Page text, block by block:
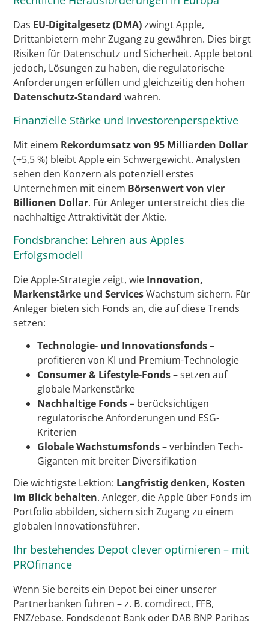
Das EU-Digitalgesetz (DMA)zwingt Apple,
Drittanbietern mehr Zugang zu gewähren. Dies birgt
Risiken für Datenschutz und Sicherheit. Apple betont
jedoch, Lösungen zu haben, die regulatorische
Anforderungen erfüllen und gleichzeitig den hohen
Datenschutz-Standard wahren.
Finanzielle Stärke und Investorenperspektive
Mit einem Rekordumsatz von 95 Milliarden Dollar
(+5,5 %) bleibt Apple ein Schwergewicht. Analysten
sehen den Konzern als potenziell erstes
Unternehmen mit einem Börsenwert von vier
Billionen Dollar. Für Anleger unterstreicht dies die
nachhaltige Attraktivität der Aktie.
Fondsbranche: Lehren aus Apples
Erfolgsmodell
Die Apple-Strategie zeigt, wie Innovation,
Markenstärke und ServicesWachstum sichern. Für
Anleger bieten sich Fonds an, die auf diese Trends
setzen:
Technologie- und Innovationsfonds–
profitieren von KI und Premium-Technologie
Consumer & Lifestyle-Fonds– setzen auf
globale Markenstärke
Nachhaltige Fonds– berücksichtigen
regulatorische Anforderungen und ESG-
Kriterien
Globale Wachstumsfonds– verbinden Tech-
Giganten mit breiter Diversifikation
Die wichtigste Lektion: Langfristig denken, Kosten
im Blick behalten. Anleger, die Apple über Fonds im
Portfolio abbilden, sichern sich Zugang zu einem
globalen Innovationsführer.
Ihr bestehendes Depot clever optimieren – mit
PROfinance
Wenn Sie bereits ein Depot bei einer unserer
Partnerbanken führen – z. B. comdirect, FFB,
FNZ/ebase, Fondsdepot Bank oder DAB BNP Paribas